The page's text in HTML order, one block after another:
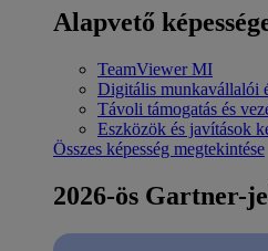
Alapvető
TeamViewer MI
Digitális munkavállalói
Távoli támogatás és
Eszközök és javítások
Összes képesség megtekintése
2026-ös Gartner-